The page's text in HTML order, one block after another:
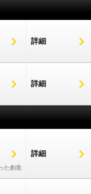
詳細
詳細
た創造
詳細